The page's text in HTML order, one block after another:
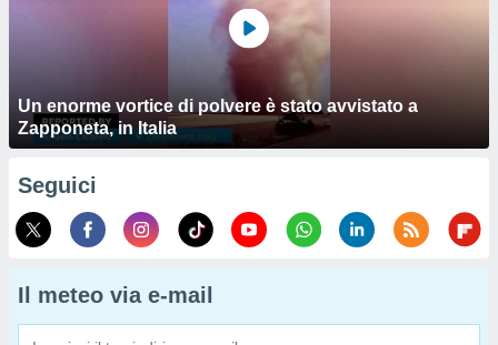
Un enorme vortice di polvere è stato avvistato a
Zapponeta, in Italia
Seguici
Il meteo via e-mail